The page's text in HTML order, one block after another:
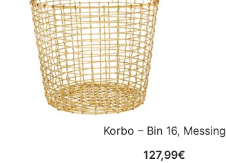
Korbo – Bin 16, Messing
127,99€